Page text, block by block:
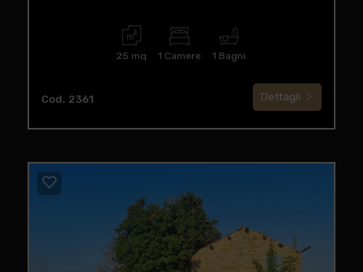
25 mq 1 Camere 1 Bagni
Cod. 2361 Dettagli